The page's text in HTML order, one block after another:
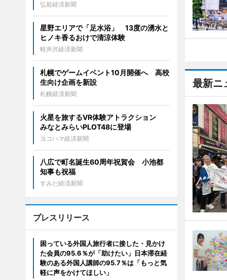
最新ニ
弘前経済新聞
星野エリアで「足水浴」 13度の湧水と
ヒノキ香るおけで清涼体験
軽井沢経済新聞
札幌でゲームイベント10月開催へ 高校
生向け企画を新設
札幌経済新聞
火星を旅するVR体験アトラクション
みなとみらいPLOT48に登場
ヨコハマ経済新聞
八広で町名誕生60周年祝賀会 小池都
知事も祝福
すみだ経済新聞
プレスリリース
困っている外国人旅行者に接した・見かけ
た会員の95.6％が「助けたい」日本滞在経
験のある外国人講師の95.7％は「もっと気
軽に声をかけてほしい」